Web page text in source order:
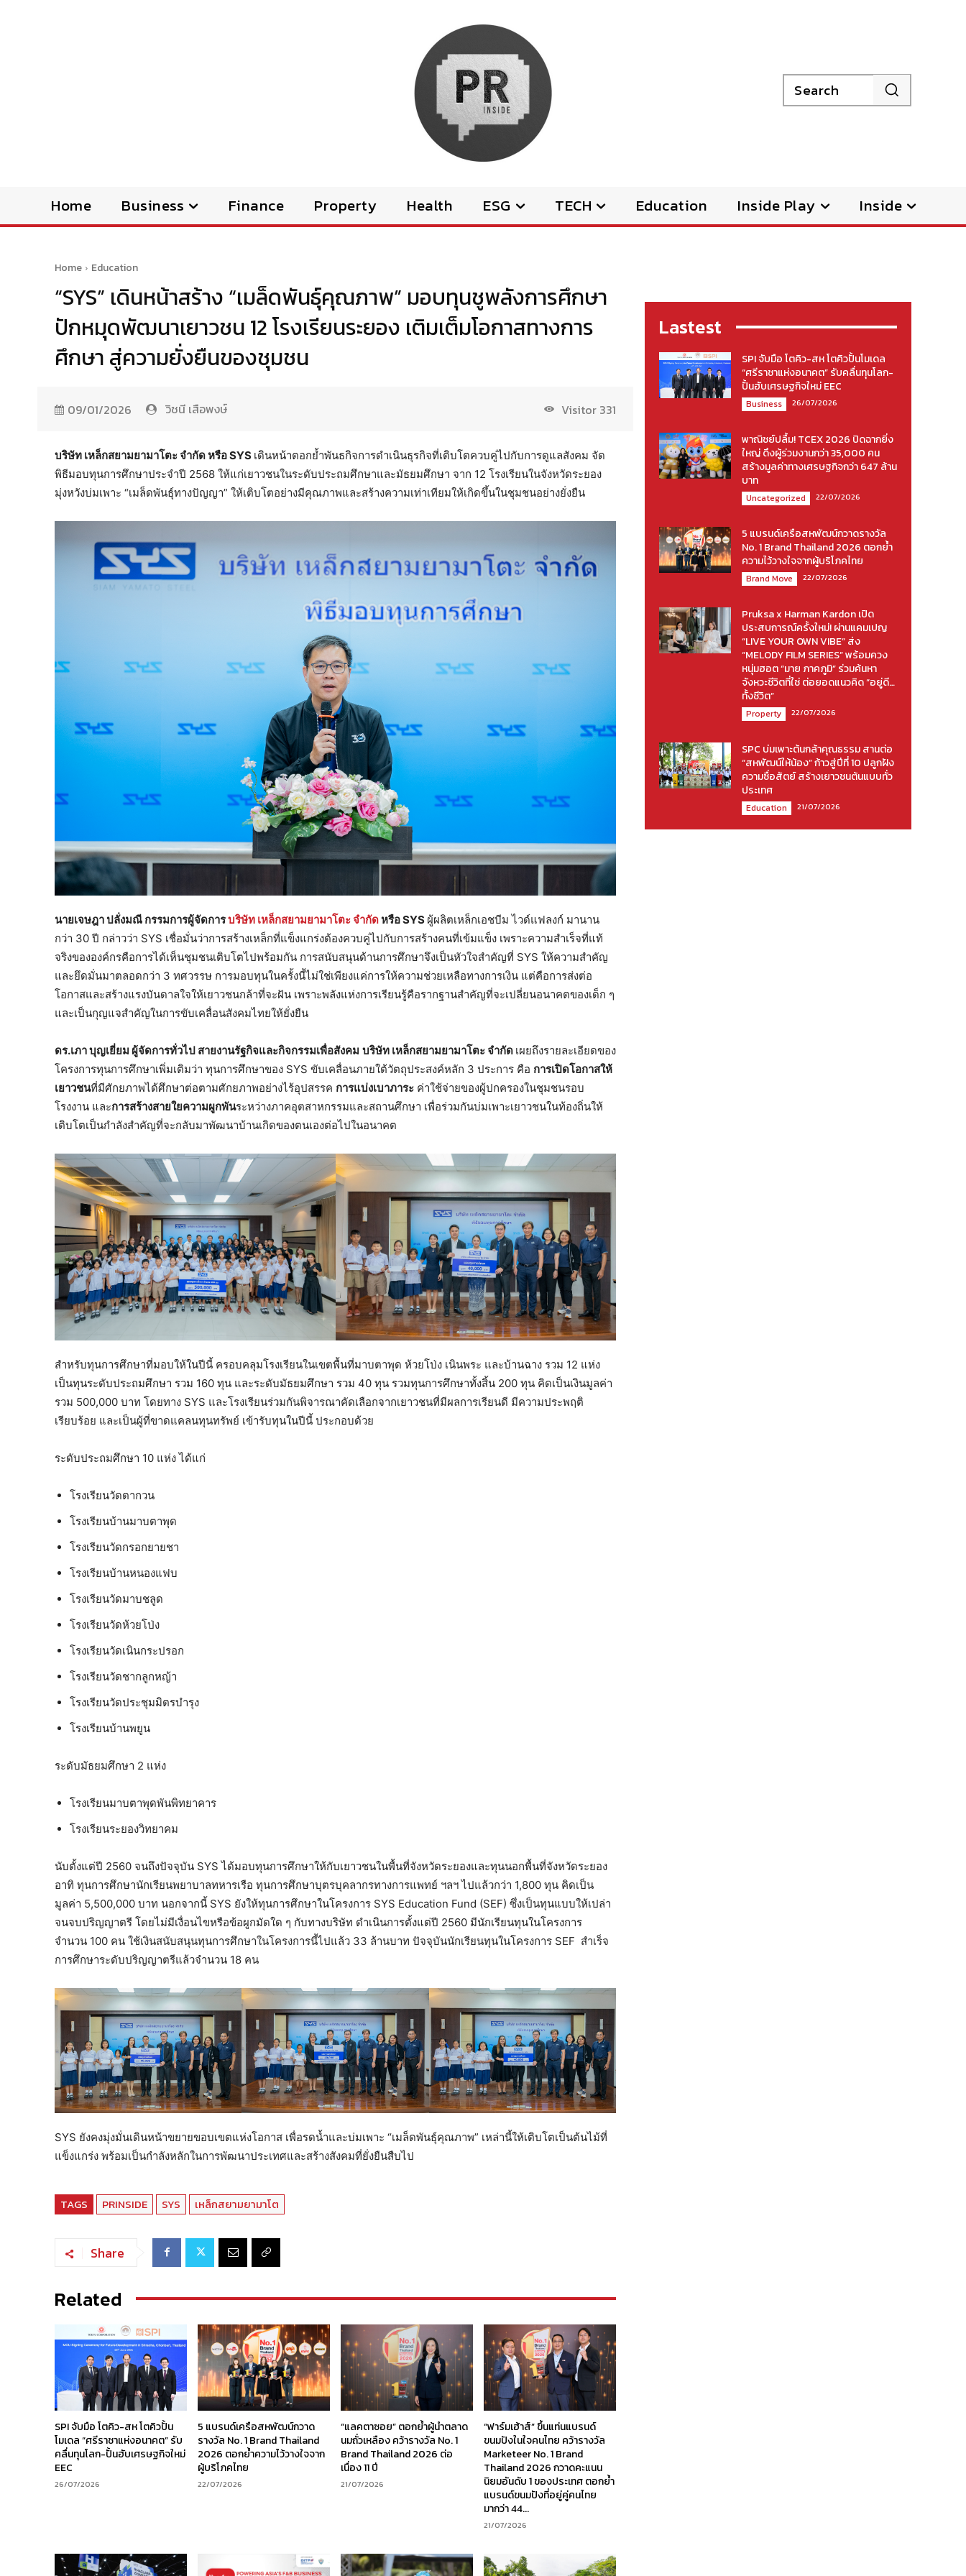
Search
Home Business Finance Property Health ESG TECH Education Inside Play Inside
Home Education
“SYS” เดินหน้าสร้าง “เมล็ดพันธุ์คุณภาพ” มอบทุนชูพลังการศึกษา
ปักหมุดพัฒนาเยาวชน 12 โรงเรียนระยอง เติมเต็มโอกาสทางการ
ศึกษา สู่ความยั่งยืนของชุมชน
09/01/2026 วิชนี เสือพงษ์ Visitor 331
บริษัท เหล็กสยามยามาโตะ จำกัด หรือSYS เดินหน้าตอกย้ำพันธกิจการดำเนินธุรกิจที่เติบโตควบคู่ไปกับการดูแลสังคม จัด
พิธีมอบทุนการศึกษาประจำปี 2568 ให้แก่เยาวชนในระดับประถมศึกษาและมัธยมศึกษา จาก 12 โรงเรียนในจังหวัดระยอง
มุ่งหวังบ่มเพาะ “เมล็ดพันธุ์ทางปัญญา” ให้เติบโตอย่างมีคุณภาพและสร้างความเท่าเทียมให้เกิดขึ้นในชุมชนอย่างยั่งยืน
นายเจษฎา ปลั่งมณี กรรมการผู้จัดการบริษัท เหล็กสยามยามาโตะ จำกัดหรือSYS ผู้ผลิตเหล็กเอชบีม ไวด์แฟลงก์ มานาน
กว่า 30 ปี กล่าวว่า SYS เชื่อมั่นว่าการสร้างเหล็กที่แข็งแกร่งต้องควบคู่ไปกับการสร้างคนที่เข้มแข็ง เพราะความสำเร็จที่แท้
จริงขององค์กรคือการได้เห็นชุมชนเติบโตไปพร้อมกัน การสนับสนุนด้านการศึกษาจึงเป็นหัวใจสำคัญที่ SYS ให้ความสำคัญ
และยึดมั่นมาตลอดกว่า 3 ทศวรรษ การมอบทุนในครั้งนี้ไม่ใช่เพียงแค่การให้ความช่วยเหลือทางการเงิน แต่คือการส่งต่อ
โอกาสและสร้างแรงบันดาลใจให้เยาวชนกล้าที่จะฝัน เพราะพลังแห่งการเรียนรู้คือรากฐานสำคัญที่จะเปลี่ยนอนาคตของเด็ก ๆ
และเป็นกุญแจสำคัญในการขับเคลื่อนสังคมไทยให้ยั่งยืน
ดร.เภา บุญเยี่ยม ผู้จัดการทั่วไป สายงานรัฐกิจและกิจกรรมเพื่อสังคม บริษัท เหล็กสยามยามาโตะ จำกัด เผยถึงรายละเอียดของ
โครงการทุนการศึกษาเพิ่มเติมว่า ทุนการศึกษาของ SYS ขับเคลื่อนภายใต้วัตถุประสงค์หลัก 3 ประการ คือ การเปิดโอกาสให้
เยาวชนที่มีศักยภาพได้ศึกษาต่อตามศักยภาพอย่างไร้อุปสรรค การแบ่งเบาภาระ ค่าใช้จ่ายของผู้ปกครองในชุมชนรอบ
โรงงาน และการสร้างสายใยความผูกพันระหว่างภาคอุตสาหกรรมและสถานศึกษา เพื่อร่วมกันบ่มเพาะเยาวชนในท้องถิ่นให้
เติบโตเป็นกำลังสำคัญที่จะกลับมาพัฒนาบ้านเกิดของตนเองต่อไปในอนาคต
สำหรับทุนการศึกษาที่มอบให้ในปีนี้ ครอบคลุมโรงเรียนในเขตพื้นที่มาบตาพุด ห้วยโป่ง เนินพระ และบ้านฉาง รวม 12 แห่ง
เป็นทุนระดับประถมศึกษา รวม 160 ทุน และระดับมัธยมศึกษา รวม 40 ทุน รวมทุนการศึกษาทั้งสิ้น 200 ทุน คิดเป็นเงินมูลค่า
รวม 500,000 บาท โดยทาง SYS และโรงเรียนร่วมกันพิจารณาคัดเลือกจากเยาวชนที่มีผลการเรียนดี มีความประพฤติ
เรียบร้อย และเป็นผู้ที่ขาดแคลนทุนทรัพย์ เข้ารับทุนในปีนี้ ประกอบด้วย
ระดับประถมศึกษา 10 แห่ง ได้แก่
โรงเรียนวัดตากวน
โรงเรียนบ้านมาบตาพุด
โรงเรียนวัดกรอกยายชา
โรงเรียนบ้านหนองแฟบ
โรงเรียนวัดมาบชลูด
โรงเรียนวัดห้วยโป่ง
โรงเรียนวัดเนินกระปรอก
โรงเรียนวัดชากลูกหญ้า
โรงเรียนวัดประชุมมิตรบำรุง
โรงเรียนบ้านพยูน
ระดับมัธยมศึกษา 2 แห่ง
โรงเรียนมาบตาพุดพันพิทยาคาร
โรงเรียนระยองวิทยาคม
นับตั้งแต่ปี 2560 จนถึงปัจจุบัน SYS ได้มอบทุนการศึกษาให้กับเยาวชนในพื้นที่จังหวัดระยองและทุนนอกพื้นที่จังหวัดระยอง
อาทิ ทุนการศึกษานักเรียนพยาบาลทหารเรือ ทุนการศึกษาบุตรบุคลากรทางการแพทย์ ฯลฯ ไปแล้วกว่า 1,800 ทุน คิดเป็น
มูลค่า 5,500,000 บาท นอกจากนี้ SYS ยังให้ทุนการศึกษาในโครงการ SYS Education Fund (SEF) ซึ่งเป็นทุนแบบให้เปล่า
จนจบปริญญาตรี โดยไม่มีเงื่อนไขหรือข้อผูกมัดใด ๆ กับทางบริษัท ดำเนินการตั้งแต่ปี 2560 มีนักเรียนทุนในโครงการ
จำนวน 100 คน ใช้เงินสนับสนุนทุนการศึกษาในโครงการนี้ไปแล้ว 33 ล้านบาท ปัจจุบันนักเรียนทุนในโครงการ SEF สำเร็จ
การศึกษาระดับปริญญาตรีแล้วจำนวน 18 คน
SYS ยังคงมุ่งมั่นเดินหน้าขยายขอบเขตแห่งโอกาส เพื่อรดน้ำและบ่มเพาะ “เมล็ดพันธุ์คุณภาพ” เหล่านี้ให้เติบโตเป็นต้นไม้ที่
แข็งแกร่ง พร้อมเป็นกำลังหลักในการพัฒนาประเทศและสร้างสังคมที่ยั่งยืนสืบไป
TAGS PRINSIDE SYS เหล็กสยามยามาโต
Share
Related
SPI จับมือ โตคิว-สห โตคิวปั้น
โมเดล “ศรีราชาแห่งอนาคต” รับ
คลื่นทุนโลก-ปั้นฮับเศรษฐกิจใหม่
EEC
26/07/2026
5 แบรนด์เครือสหพัฒน์กวาด
รางวัล No. 1 Brand Thailand
2026 ตอกย้ำความไว้วางใจจาก
ผู้บริโภคไทย
22/07/2026
“แลคตาซอย” ตอกย้ำผู้นำตลาด
นมถั่วเหลือง คว้ารางวัล No. 1
Brand Thailand 2026 ต่อ
เนื่อง 11 ปี
21/07/2026
“ฟาร์มเฮ้าส์” ขึ้นแท่นแบรนด์
ขนมปังในใจคนไทย คว้ารางวัล
Marketeer No. 1 Brand
Thailand 2026 กวาดคะแนน
นิยมอันดับ 1 ของประเทศ ตอกย้ำ
แบรนด์ขนมปังที่อยู่คู่คนไทย
มากว่า 44...
21/07/2026
Lastest
SPI จับมือ โตคิว-สห โตคิวปั้นโมเดล
“ศรีราชาแห่งอนาคต” รับคลื่นทุนโลก-
ปั้นฮับเศรษฐกิจใหม่ EEC
Business 26/07/2026
พาณิชย์ปลื้ม! TCEX 2026 ปิดฉากยิ่ง
ใหญ่ ดึงผู้ร่วมงานกว่า 35,000 คน
สร้างมูลค่าทางเศรษฐกิจกว่า 647 ล้าน
บาท
Uncategorized 22/07/2026
5 แบรนด์เครือสหพัฒน์กวาดรางวัล
No. 1 Brand Thailand 2026 ตอกย้ำ
ความไว้วางใจจากผู้บริโภคไทย
Brand Move 22/07/2026
Pruksa x Harman Kardon เปิด
ประสบการณ์ครั้งใหม่! ผ่านแคมเปญ
“LIVE YOUR OWN VIBE” ส่ง
“MELODY FILM SERIES” พร้อมควง
หนุ่มฮอต “มาย ภาคภูมิ” ร่วมค้นหา
จังหวะชีวิตที่ใช่ ต่อยอดแนวคิด “อยู่ดี…
ทั้งชีวิต”
Property 22/07/2026
SPC บ่มเพาะต้นกล้าคุณธรรม สานต่อ
“สหพัฒน์ให้น้อง” ก้าวสู่ปีที่ 10 ปลูกฝัง
ความซื่อสัตย์ สร้างเยาวชนต้นแบบทั่ว
ประเทศ
Education 21/07/2026